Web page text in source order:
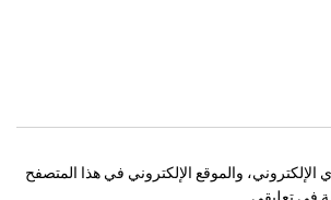
والموقع الإلكتروني في هذا المتصفح